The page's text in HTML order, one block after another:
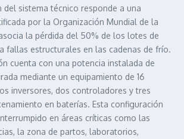
del sistema técnico responde a una
por la Organización Mundial de la
la pérdida del 50% de los lotes de
fallas estructurales en las cadenas de frío.
cuenta con una potencia instalada de
mediante un equipamiento de 16
inversores, dos controladores y tres
en baterías. Esta configuración
en áreas críticas como las
la zona de partos, laboratorios,